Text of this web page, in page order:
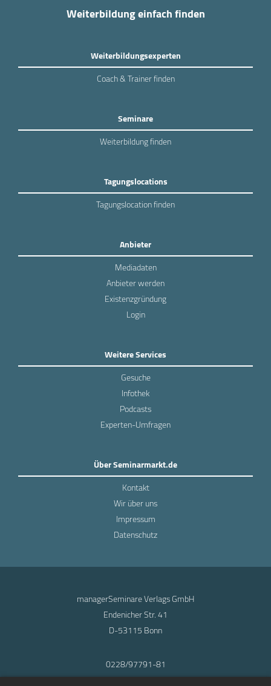
Weiterbildung einfach finden
Weiterbildungsexperten
Coach & Trainer finden
Seminare
Weiterbildung finden
Tagungslocations
Tagungslocation finden
Anbieter
Mediadaten
Anbieter werden
Existenzgründung
Login
Weitere Services
Gesuche
Infothek
Podcasts
Experten-Umfragen
Über Seminarmarkt.de
Kontakt
Wir über uns
Impressum
Datenschutz
managerSeminare Verlags GmbH
Endenicher Str. 41
D-53115 Bonn
0228/97791-81
info@seminarmarkt.de